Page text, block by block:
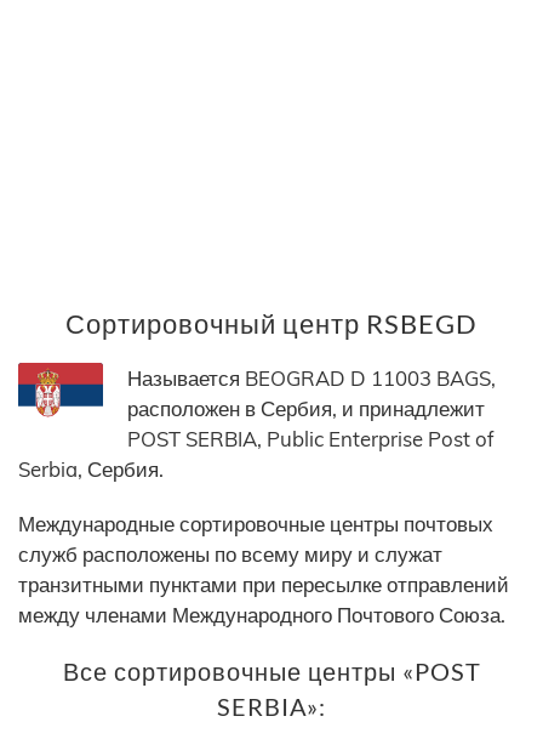
Сортировочный центр RSBEGD
Называется BEOGRAD D 11003 BAGS,
расположен в Сербия, и принадлежит
POST SERBIA, Public Enterprise Post of
Serbia, Сербия.
Международные сортировочные центры почтовых
служб расположены по всему миру и служат
транзитными пунктами при пересылке отправлений
между членами Международного Почтового Союза.
Все сортировочные центры «POST
SERBIA»: